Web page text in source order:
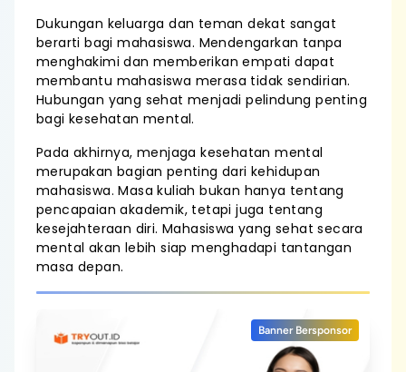
Dukungan keluarga dan teman dekat sangat
berarti bagi mahasiswa. Mendengarkan tanpa
menghakimi dan memberikan empati dapat
membantu mahasiswa merasa tidak sendirian.
Hubungan yang sehat menjadi pelindung penting
bagi kesehatan mental.
Pada akhirnya, menjaga kesehatan mental
merupakan bagian penting dari kehidupan
mahasiswa. Masa kuliah bukan hanya tentang
pencapaian akademik, tetapi juga tentang
kesejahteraan diri. Mahasiswa yang sehat secara
mental akan lebih siap menghadapi tantangan
masa depan.
Banner Bersponsor